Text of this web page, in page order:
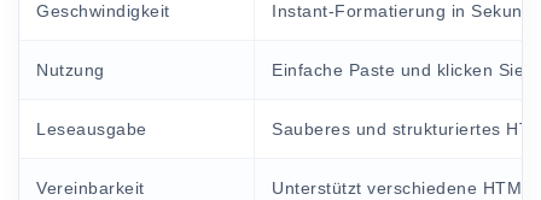
Geschwindigkeit Instant-Formatierung in
Nutzung Einfache Paste und klicken Sie
Leseausgabe Sauberes und strukturiertes
Vereinbarkeit Unterstützt verschiedene